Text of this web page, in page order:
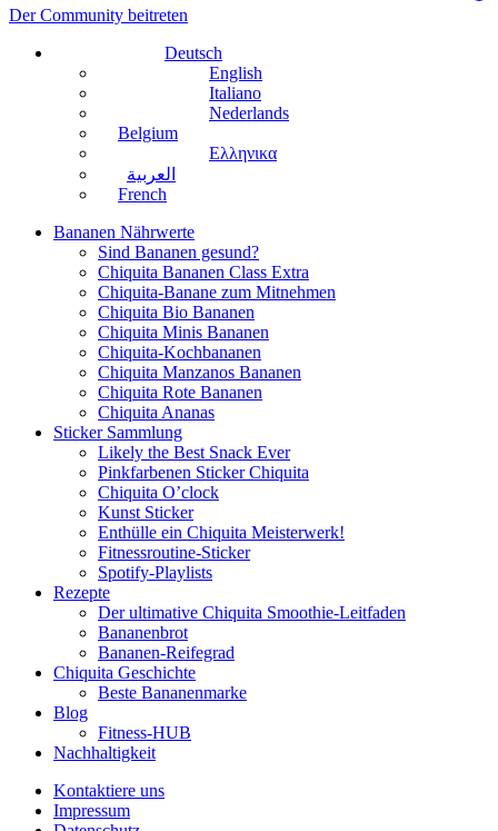
Der Community beitreten
Deutsch
English
Italiano
Nederlands
Belgium
Ελληνικα
العربية
French
Bananen Nährwerte
Sind Bananen gesund?
Chiquita Bananen Class Extra
Chiquita-Banane zum Mitnehmen
Chiquita Bio Bananen
Chiquita Minis Bananen
Chiquita-Kochbananen
Chiquita Manzanos Bananen
Chiquita Rote Bananen
Chiquita Ananas
Sticker Sammlung
Likely the Best Snack Ever
Pinkfarbenen Sticker Chiquita
Chiquita O’clock
Kunst Sticker
Enthülle ein Chiquita Meisterwerk!
Fitnessroutine-Sticker
Spotify-Playlists
Rezepte
Der ultimative Chiquita Smoothie-Leitfaden
Bananenbrot
Bananen-Reifegrad
Chiquita Geschichte
Beste Bananenmarke
Blog
Fitness-HUB
Nachhaltigkeit
Kontaktiere uns
Impressum